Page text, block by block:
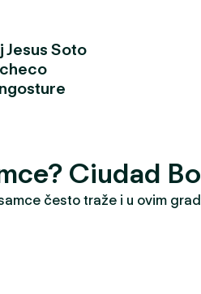
Jesus Soto
Ciudad
često traže i u ovim